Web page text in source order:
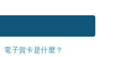
電子賀卡是什麼？